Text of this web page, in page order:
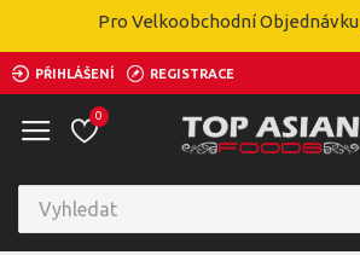
Pro Velkoobchodní Objednávku
PŘIHLÁŠENÍ REGISTRACE
0